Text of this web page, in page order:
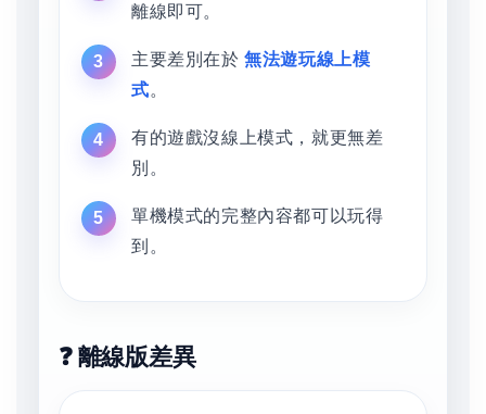
離線即可。
主要差別在於無法遊玩線上模
式。
有的遊戲沒線上模式，就更無差
別。
單機模式的完整內容都可以玩得
到。
❓ 離線版差異